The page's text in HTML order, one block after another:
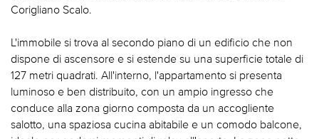
Corigliano Scalo.
L'immobile si trova al secondo piano di un edificio che non
dispone di ascensore e si estende su una superficie totale di
127 metri quadrati. All'interno, l'appartamento si presenta
luminoso e ben distribuito, con un ampio ingresso che
conduce alla zona giorno composta da un accogliente
salotto, una spaziosa cucina abitabile e un comodo balcone,